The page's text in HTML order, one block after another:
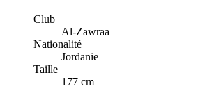
Club
Al-Zawraa
Nationalité
Jordanie
Taille
177 cm